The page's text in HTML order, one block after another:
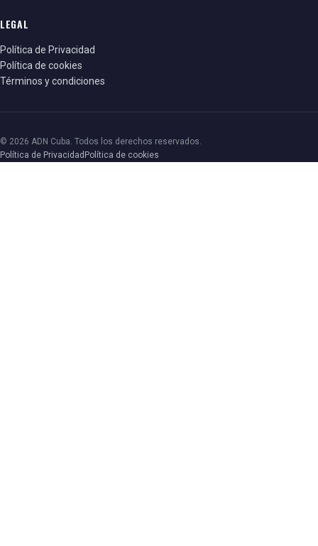
LEGAL
Política de Privacidad
Política de cookies
Términos y condiciones
© 2026 ADN Cuba. Todos los derechos reservados.
Política de Privacidad Política de cookies